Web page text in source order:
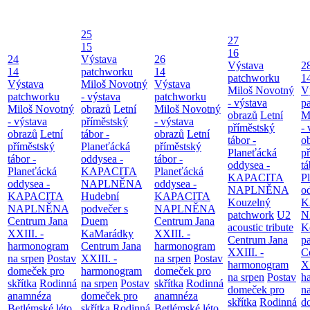
24
14
Výstava
patchworku
Miloš Novotný
- výstava
obrazů Letní
příměstský
tábor -
Planeťácká
oddysea -
KAPACITA
NAPLNĚNA
Centrum Jana
XXIII. -
harmonogram
na srpen Postav
domeček pro
skřítka Rodinná
anamnéza
25
15
Výstava
patchworku
Miloš Novotný
- výstava
obrazů Letní
příměstský
tábor -
Planeťácká
oddysea -
KAPACITA
NAPLNĚNA
Hudební
podvečer s
Duem
KaMarádky
Centrum Jana
XXIII. -
harmonogram
na srpen Postav
domeček pro
26
14
Výstava
patchworku
Miloš Novotný
- výstava
obrazů Letní
příměstský
tábor -
Planeťácká
oddysea -
KAPACITA
NAPLNĚNA
Centrum Jana
XXIII. -
harmonogram
na srpen Postav
domeček pro
skřítka Rodinná
anamnéza
27
16
Výstava
patchworku
Miloš Novotný
- výstava
obrazů Letní
příměstský
tábor -
Planeťácká
oddysea -
KAPACITA
NAPLNĚNA
Kouzelný
patchwork U2
acoustic tribute
Centrum Jana
XXIII. -
harmonogram
na srpen Postav
domeček pro
skřítka Rodinná
-